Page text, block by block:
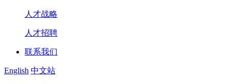
人才战略
人才招聘
联系我们
English 中文站